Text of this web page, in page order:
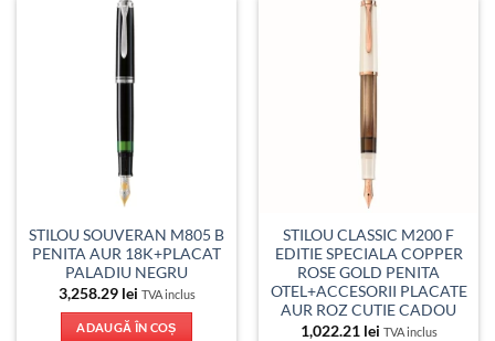
STILOU SOUVERAN M805 B
PENITA AUR 18K+PLACAT
PALADIU NEGRU
3,258.29 lei TVA inclus
ADAUGĂ ÎN COȘ
STILOU CLASSIC M200 F
EDITIE SPECIALA COPPER
ROSE GOLD PENITA
OTEL+ACCESORII PLACATE
AUR ROZ CUTIE CADOU
1,022.21 lei TVA inclus